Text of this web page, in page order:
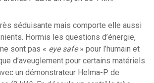
séduisante mais comporte elle aussi
Hormis les questions d’énergie,
sont pas « eye safe» pour l’humain et
d’aveuglement pour certains matériels
un démonstrateur Helma-P de